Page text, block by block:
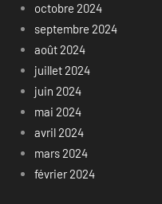
octobre 2024
septembre 2024
août 2024
juillet 2024
juin 2024
mai 2024
avril 2024
mars 2024
février 2024